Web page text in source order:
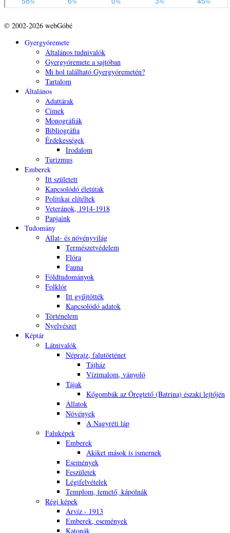
© 2002-2026 webGóbé
Gyergyóremete
Általános tudnivalók
Gyergyóremete a sajtóban
Mi hol található Gyergyóremetén?
Tartalom
Általános
Adattárak
Címek
Monográfiák
Bibliográfia
Érdekességek
Irodalom
Turizmus
Emberek
Itt született
Kapcsolódó életútak
Politikai elítéltek
Veteránok, 1914-1918
Papjaink
Tudomány
Állat- és növényvilág
Természetvédelem
Flóra
Fauna
Földtudományok
Folklór
Itt gyűjtötték
Kapcsolódó adatok
Történelem
Nyelvészet
Képtár
Látnivalók
Néprajz, falutörténet
Tájház
Vízimalom, ványoló
Tájak
Kőgombák az Öregtető (Batrina) északi lejtőjén
Állatok
Növények
A Nagyréti láp
Faluképek
Emberek
Akiket mások is ismernek
Események
Feszületek
Légifelvételek
Templom, temető, kápolnák
Régi képek
Árvíz - 1913
Emberek, események
Katonák